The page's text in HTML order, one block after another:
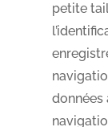
petite
données